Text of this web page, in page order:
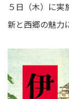
５日（木）に
新と西郷の魅力